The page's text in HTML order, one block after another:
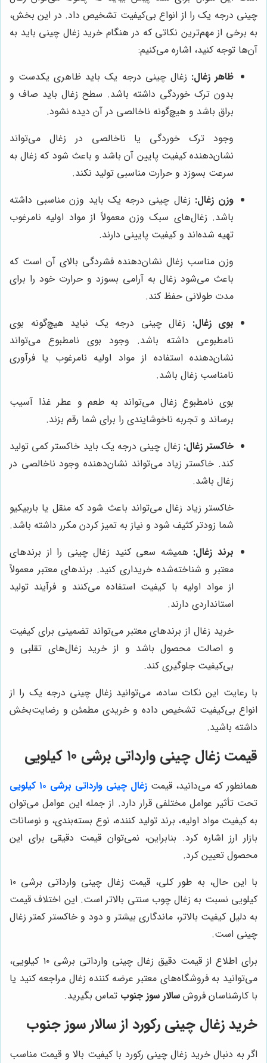
چینی درجه یک را از انواع بی‌کیفیت تشخیص داد. در این بخش،
به برخی از مهم‌ترین نکاتی که در هنگام خرید زغال چینی باید به
آن‌ها توجه کنید، اشاره می‌کنیم:
ظاهر زغال: زغال چینی درجه یک باید ظاهری یکدست و
بدون ترک خوردگی داشته باشد. سطح زغال باید صاف و
براق باشد و هیچ‌گونه ناخالصی در آن دیده نشود.
وجود ترک خوردگی یا ناخالصی در زغال می‌تواند
نشان‌دهنده کیفیت پایین آن باشد و باعث شود که زغال به
سرعت بسوزد و حرارت مناسبی تولید نکند.
وزن زغال: زغال چینی درجه یک باید وزن مناسبی داشته
باشد. زغال‌های سبک وزن معمولاً از مواد اولیه نامرغوب
تهیه شده‌اند و کیفیت پایینی دارند.
وزن مناسب زغال نشان‌دهنده فشردگی بالای آن است که
باعث می‌شود زغال به آرامی بسوزد و حرارت خود را برای
مدت طولانی حفظ کند.
بوی زغال: زغال چینی درجه یک نباید هیچ‌گونه بوی
نامطبوعی داشته باشد. وجود بوی نامطبوع می‌تواند
نشان‌دهنده استفاده از مواد اولیه نامرغوب یا فرآوری
نامناسب زغال باشد.
بوی نامطبوع زغال می‌تواند به طعم و عطر غذا آسیب
برساند و تجربه ناخوشایندی را برای شما رقم بزند.
خاکستر زغال: زغال چینی درجه یک باید خاکستر کمی تولید
کند. خاکستر زیاد می‌تواند نشان‌دهنده وجود ناخالصی در
زغال باشد.
خاکستر زیاد زغال می‌تواند باعث شود که منقل یا باربیکیو
شما زودتر کثیف شود و نیاز به تمیز کردن مکرر داشته باشد.
برند زغال: همیشه سعی کنید زغال چینی را از برندهای
معتبر و شناخته‌شده خریداری کنید. برندهای معتبر معمولاً
از مواد اولیه با کیفیت استفاده می‌کنند و فرآیند تولید
استانداردی دارند.
خرید زغال از برندهای معتبر می‌تواند تضمینی برای کیفیت
و اصالت محصول باشد و از خرید زغال‌های تقلبی و
بی‌کیفیت جلوگیری کند.
با رعایت این نکات ساده، می‌توانید زغال چینی درجه یک را از
انواع بی‌کیفیت تشخیص داده و خریدی مطمئن و رضایت‌بخش
داشته باشید.
قیمت زغال چینی وارداتی برشی ۱۰ کیلویی
همانطور که می‌دانید، قیمت زغال چینی وارداتی برشی ۱۰ کیلویی
تحت تأثیر عوامل مختلفی قرار دارد. از جمله این عوامل می‌توان
به کیفیت مواد اولیه، برند تولید کننده، نوع بسته‌بندی، و نوسانات
بازار ارز اشاره کرد. بنابراین، نمی‌توان قیمت دقیقی برای این
محصول تعیین کرد.
با این حال، به طور کلی، قیمت زغال چینی وارداتی برشی ۱۰
کیلویی نسبت به زغال چوب سنتی بالاتر است. این اختلاف قیمت
به دلیل کیفیت بالاتر، ماندگاری بیشتر و دود و خاکستر کمتر زغال
چینی است.
برای اطلاع از قیمت دقیق زغال چینی وارداتی برشی ۱۰ کیلویی،
می‌توانید به فروشگاه‌های معتبر عرضه کننده زغال مراجعه کنید یا
با کارشناسان فروش سالار سوز جنوب تماس بگیرید.
خرید زغال چینی رکورد از سالار سوز جنوب
اگر به دنبال خرید زغال چینی رکورد با کیفیت بالا و قیمت مناسب